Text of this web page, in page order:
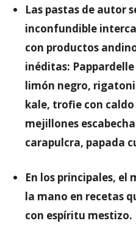
Las pastas de autor
inconfundible
con productos
inéditas:
limón negro,
kale, trofie con
mejillones
carapulcra, papada
En los principales, el
la mano en recetas
con espíritu